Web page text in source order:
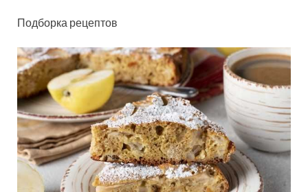
Подборка рецептов